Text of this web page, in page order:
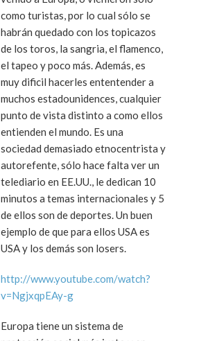
como turistas, por lo cual sólo se
habrán quedado con los topicazos
de los toros, la sangria, el flamenco,
el tapeo y poco más. Además, es
muy dificil hacerles ententender a
muchos estadounidences, cualquier
punto de vista distinto a como ellos
entienden el mundo. Es una
sociedad demasiado etnocentrista y
autorefente, sólo hace falta ver un
telediario en EE.UU., le dedican 10
minutos a temas internacionales y 5
de ellos son de deportes. Un buen
ejemplo de que para ellos USA es
USA y los demás son losers.
http://www.youtube.com/watch?
v=NgjxqpEAy-g
Europa tiene un sistema de